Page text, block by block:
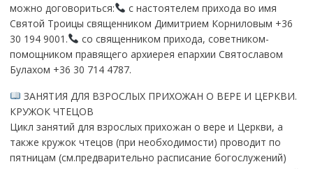
можно договориться:
с настоятелем прихода во имя
Святой Троицы священником Димитрием Корниловым +36
30 194 9001.
со священником прихода, советником-
помощником правящего архиерея епархии Святославом
Булахом +36 30 714 4787.
ЗАНЯТИЯ ДЛЯ ВЗРОСЛЫХ ПРИХОЖАН О ВЕРЕ И ЦЕРКВИ.
КРУЖОК ЧТЕЦОВ
Цикл занятий для взрослых прихожан о вере и Церкви, а
также кружок чтецов (при необходимости) проводит по
пятницам (см.предварительно расписание богослужений)